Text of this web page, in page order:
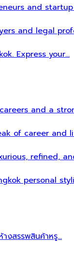
and
and legal
Express your…
and a
of career and
refined,
personal
างสรรพสินค้าหรู…